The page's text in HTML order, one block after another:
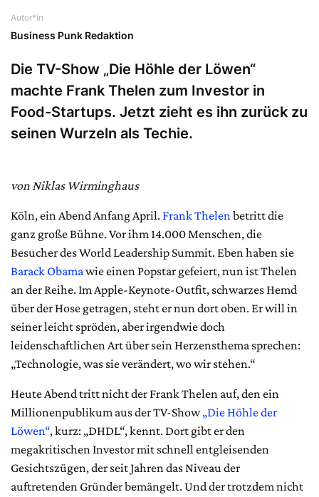
Autor*in
Business Punk Redaktion
Die TV-Show „Die Höhle der Löwen“
machte Frank Thelen zum Investor in
Food-Startups. Jetzt zieht es ihn zurück zu
seinen Wurzeln als Techie.
von Niklas Wirminghaus
Köln, ein Abend Anfang April. Frank Thelenbetritt die
ganz große Bühne. Vor ihm 14.000 Menschen, die
Besucher des ­World Leadership Summit. Eben haben sie
Barack Obamawie einen Popstar gefeiert, nun ist Thelen
an der Reihe. Im ­Apple-Keynote-Outfit, schwarzes Hemd
über der Hose getragen, steht er nun dort oben. Er will in
seiner leicht spröden, aber irgendwie doch
leidenschaftlichen Art über sein Herzensthema sprechen:
„Technologie, was sie verändert, wo wir stehen.“
Heute Abend tritt nicht der Frank Thelen auf, den ein
Millionenpublikum aus der TV-Show„Die Höhle der
Löwen“, kurz: „DHDL“, kennt. Dort gibt er den
megakritischen Investor mit schnell entgleisenden
Gesichtszügen, der seit Jahren das Niveau der
auftretenden Gründer bemängelt. Und der trotzdem nicht